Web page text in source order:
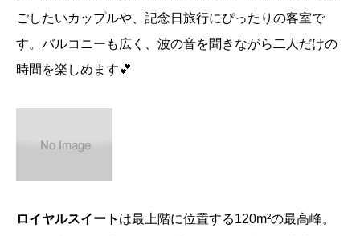
ごしたいカップルや、記念日旅行にぴったりの客室で
す。バルコニーも広く、波の音を聞きながら二人だけの
時間を楽しめます💕
ロイヤルスイート は最上階に位置する120m²の最高峰。